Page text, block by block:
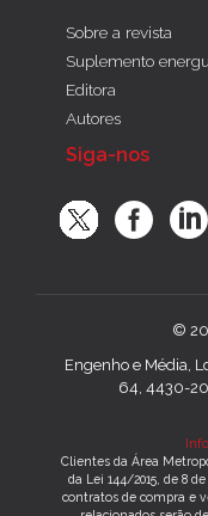
Sobre a revista
Suplemento
Editora
Autores
Siga-nos
©
Engenho e Média,
64, 4430-
Clientes da Área
da Lei 144/2015, de 8
contratos de compra e